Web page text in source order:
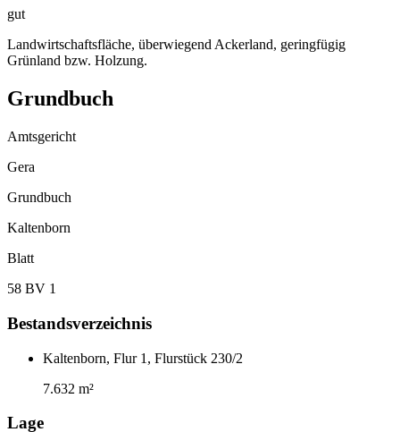
gut
Landwirtschaftsfläche, überwiegend Ackerland, geringfügig
Grünland bzw. Holzung.
Grundbuch
Amtsgericht
Gera
Grundbuch
Kaltenborn
Blatt
58 BV 1
Bestandsverzeichnis
Kaltenborn, Flur 1, Flurstück 230/2
7.632 m²
Lage